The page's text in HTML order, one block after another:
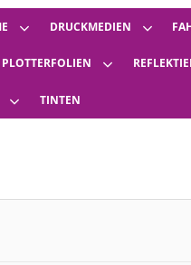
DRUCKMEDIEN
PLOTTERFOLIEN
TINTEN